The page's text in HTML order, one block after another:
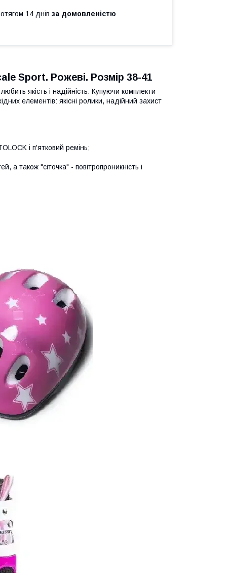
14 днів за домовленістю
Sport. Рожеві. Розмір 38-41
якість і надійність. Купуючи комплекти
елементів: якісні ролики, надійний захист
і п'ятковий ремінь;
а також "сіточка" - повітропроникність і